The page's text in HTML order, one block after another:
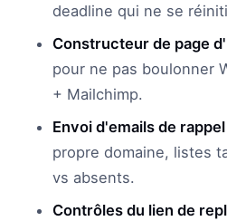
deadline qui ne se
Constructeur de page
pour ne pas boulonner
+ Mailchimp.
Envoi d'emails de
propre domaine, listes
vs absents.
Contrôles du lien de